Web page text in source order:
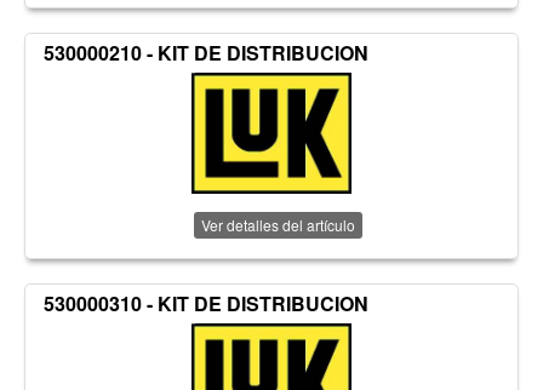
530000210 - KIT DE DISTRIBUCION
Ver detalles del artículo
530000310 - KIT DE DISTRIBUCION